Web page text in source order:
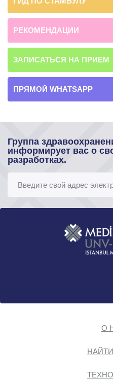
РЕКОМЕНДАЦИИ
ЗАПИСАТЬСЯ НА ПРИЕМ
ПРЯМОЙ WHATSAPP
Группа
информирует вас о
разработках.
О